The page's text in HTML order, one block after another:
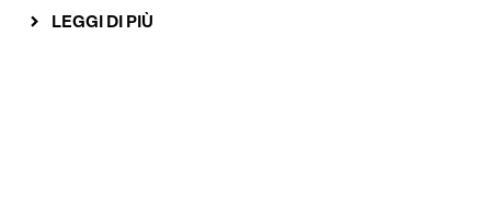
LEGGI DI PIÙ